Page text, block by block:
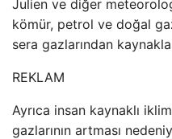
Julien ve diğer
kömür, petrol ve doğal
sera gazlarından
REKLAM
Ayrıca insan kaynaklı
gazlarının artması